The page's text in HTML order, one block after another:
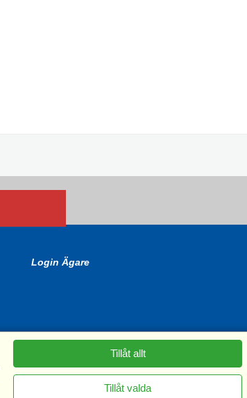
Login Ägare
Tillåt allt
Tillåt valda